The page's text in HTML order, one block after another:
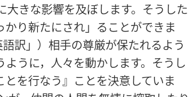
きな影響を及ぼします。そうした
り新たにされ」ることができま
訳」）相手の尊厳が保たれるよう
うに，人々を動かします。そうし
とを行なう』ことを決意していま